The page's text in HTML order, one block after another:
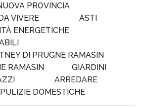
PROVINCIA
VIVERE
ASTI
ENERGETICHE
DI PRUGNE RAMASIN
RAMASIN
GIARDINI
ARREDARE
PULIZIE DOMESTICHE